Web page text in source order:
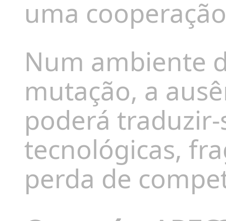
uma
Num ambiente
mutação, a
poderá
tecnológicas,
perda de